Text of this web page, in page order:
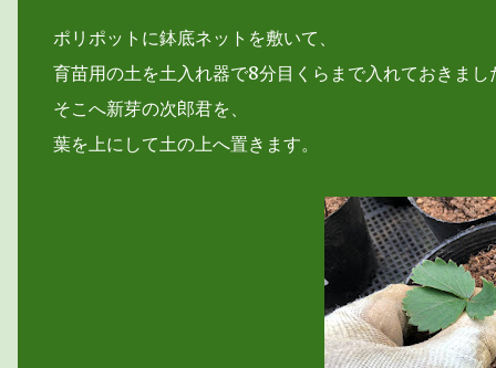
ポリポットに鉢底ネットを敷いて、
育苗用の土を土入れ器で8分目くらまで入れておきまし
そこへ新芽の次郎君を、
葉を上にして土の上へ置きます。